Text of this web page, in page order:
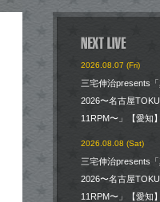
2026.08.07 (Fri)
三宅伸治presents
2026〜名古屋
11RPM〜」【愛知】
2026.08.08 (Sat)
三宅伸治presents
2026〜名古屋
11RPM〜」【愛知】